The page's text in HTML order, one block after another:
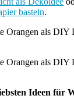
basteln.
Ideen für